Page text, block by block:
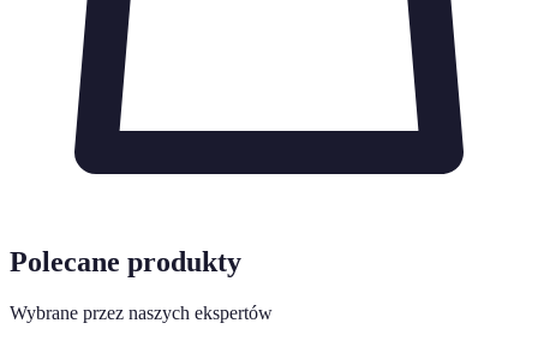
Polecane produkty
Wybrane przez naszych ekspertów